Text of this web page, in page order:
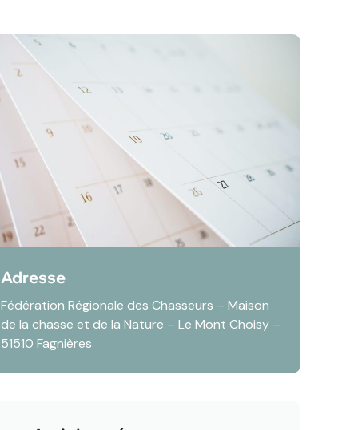
Adresse
Fédération Régionale des Chasseurs – Maison
de la chasse et de la Nature – Le Mont Choisy –
51510 Fagnières